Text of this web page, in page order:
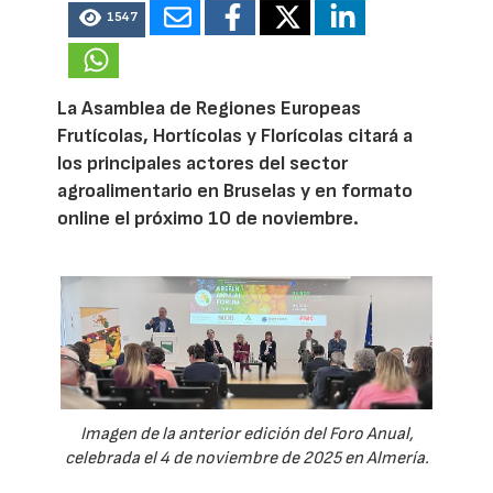
1547
La Asamblea de Regiones Europeas
Frutícolas, Hortícolas y Florícolas citará a
los principales actores del sector
agroalimentario en Bruselas y en formato
online el próximo 10 de noviembre.
Imagen de la anterior edición del Foro Anual,
celebrada el 4 de noviembre de 2025 en Almería.